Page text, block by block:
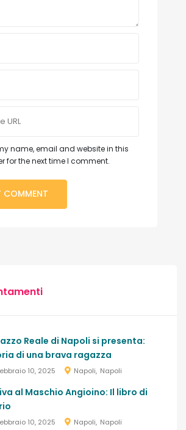
name, email and website in this
for the next time I comment.
Reale di Napoli si presenta:
di una brava ragazza
10, 2025 Napoli Napoli
al Maschio Angioino: Il libro di
10, 2025 Napoli Napoli